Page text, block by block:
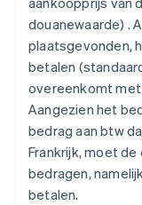
douanewaarde) .
plaatsgevonden,
betalen
overeenkomt met
Aangezien het
bedrag aan btw
Frankrijk, moet
bedragen,
betalen.